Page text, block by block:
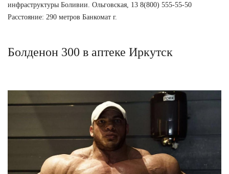
инфраструктуры Боливии. Ольговская, 13 8(800) 555-55-50
Расстояние: 290 метров Банкомат г.
Болденон 300 в аптеке Иркутск